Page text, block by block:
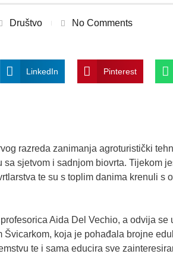
Društvo No Comments
LinkedIn Pinterest
razreda zanimanja agroturistički
sa sjetvom i sadnjom biovrta. Tijekom
te su s toplim danima krenuli s
Aida Del Vechio, a odvija se
Švicarkom, koja je pohađala brojne
te i sama educira sve